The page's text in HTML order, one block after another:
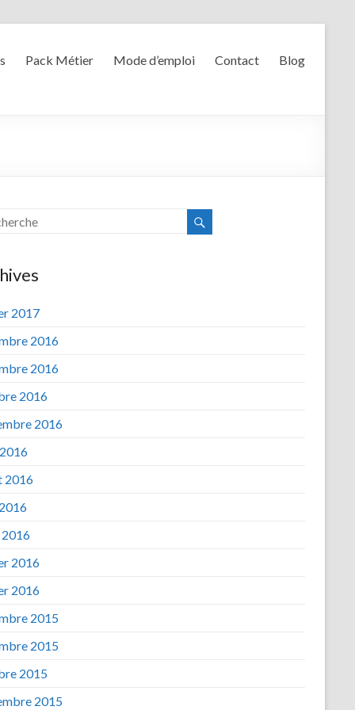
Pack Métier Mode d’emploi Contact Blog
2017
2016
2016
2016
2016
2016
2016
2016
2015
2015
2015
2015